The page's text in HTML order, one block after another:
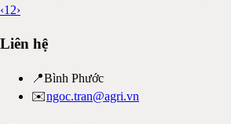
‹1 2›
Liên hệ
📍Bình Phước
✉️ngoc.tran@agri.vn